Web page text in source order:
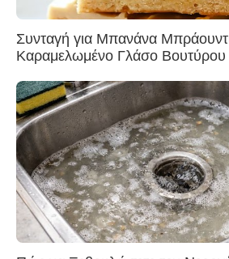
Συνταγή για Μπανάνα
Καραμελωμένο Γλάσο Βουτύρου